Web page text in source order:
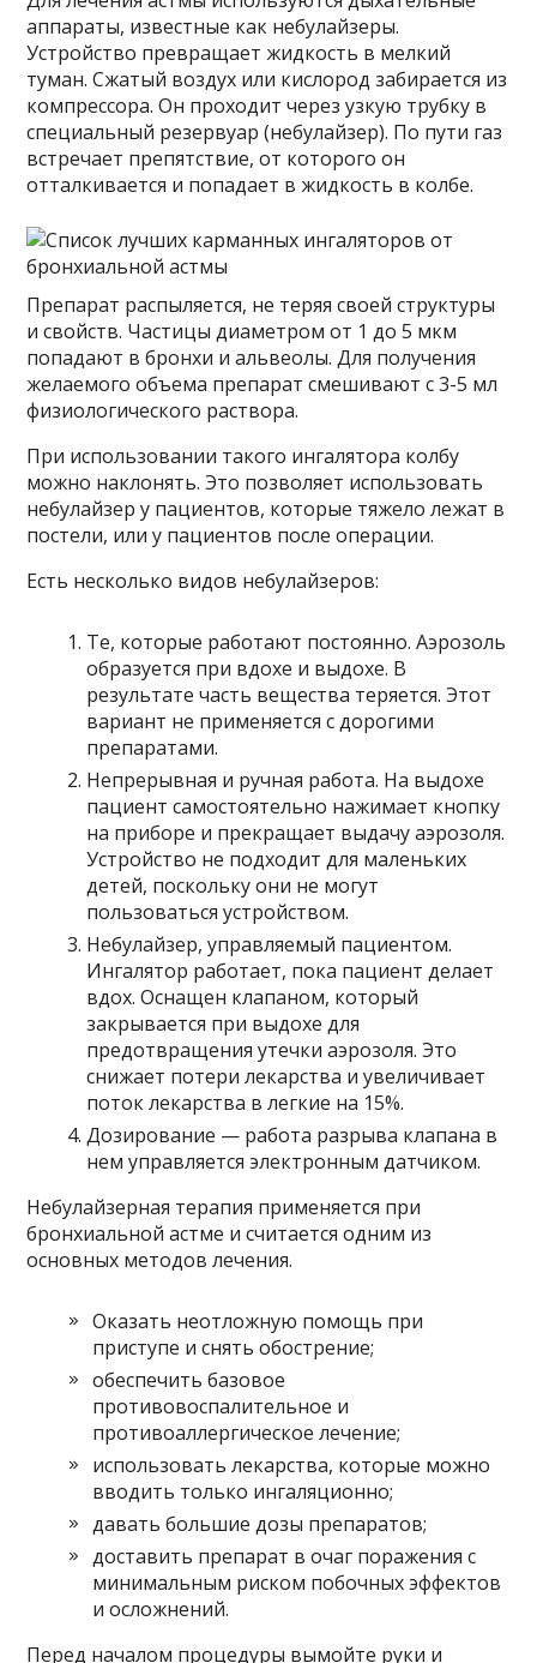
аппараты, известные как небулайзеры.
Устройство превращает жидкость в мелкий
туман. Сжатый воздух или кислород забирается из
компрессора. Он проходит через узкую трубку в
специальный резервуар (небулайзер). По пути газ
встречает препятствие, от которого он
отталкивается и попадает в жидкость в колбе.
Препарат распыляется, не теряя своей структуры
и свойств. Частицы диаметром от 1 до 5 мкм
попадают в бронхи и альвеолы. Для получения
желаемого объема препарат смешивают с 3-5 мл
физиологического раствора.
При использовании такого ингалятора колбу
можно наклонять. Это позволяет использовать
небулайзер у пациентов, которые тяжело лежат в
постели, или у пациентов после операции.
Есть несколько видов небулайзеров:
Те, которые работают постоянно. Аэрозоль
образуется при вдохе и выдохе. В
результате часть вещества теряется. Этот
вариант не применяется с дорогими
препаратами.
Непрерывная и ручная работа. На выдохе
пациент самостоятельно нажимает кнопку
на приборе и прекращает выдачу аэрозоля.
Устройство не подходит для маленьких
детей, поскольку они не могут
пользоваться устройством.
Небулайзер, управляемый пациентом.
Ингалятор работает, пока пациент делает
вдох. Оснащен клапаном, который
закрывается при выдохе для
предотвращения утечки аэрозоля. Это
снижает потери лекарства и увеличивает
поток лекарства в легкие на 15%.
Дозирование — работа разрыва клапана в
нем управляется электронным датчиком.
Небулайзерная терапия применяется при
бронхиальной астме и считается одним из
основных методов лечения.
Оказать неотложную помощь при
приступе и снять обострение;
обеспечить базовое
противовоспалительное и
противоаллергическое лечение;
использовать лекарства, которые можно
вводить только ингаляционно;
давать большие дозы препаратов;
доставить препарат в очаг поражения с
минимальным риском побочных эффектов
и осложнений.
Перед началом процедуры вымойте руки и